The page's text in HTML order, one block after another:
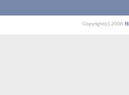
Copyright(c) 2008